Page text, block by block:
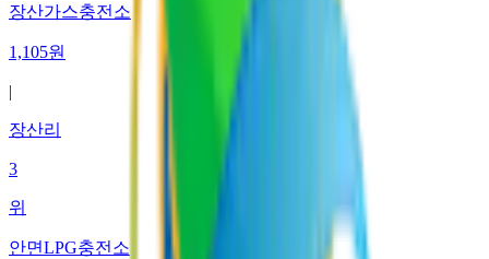
장산가스충전소
1,105원
|
장산리
3
위
안면LPG충전소